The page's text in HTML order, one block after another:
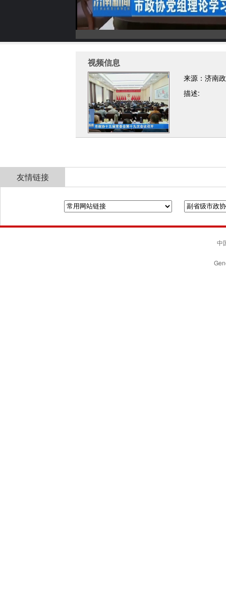
视频信息
来源：济南
描述:
友情链接
中